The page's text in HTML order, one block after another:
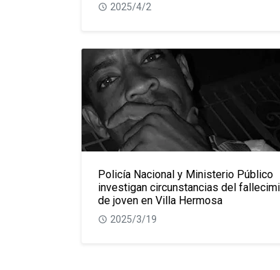
2025/4/2
Policía Nacional y Ministerio Público
investigan circunstancias del
de joven en Villa Hermosa
2025/3/19